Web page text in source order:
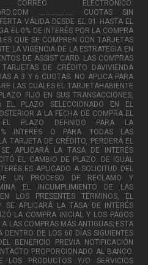
ELECTRONICO:
................... CUOTAS SIN
VÁLIDA DESDE EL 01 HASTA EL
EL 0% DE INTERÉS POR LA COMPRA
QUE SE COMPREN CON TARJETAS
LA VIGENCIA DE LA ESTRATEGIA EN
DE ASSIST CARD. LAS COMPRAS
DE CRÉDITO DAVIVIENDA
A 3 Y 6 CUOTAS. NO APLICA PARA
LAS CUALES EL TARJETAHABIENTE
FIJO EN SUS TRANSACCIONES,
PLAZO SELECCIONADO EN EL
A LA FECHA DE COMPRA EL
EL PLAZO DEFINIDO PARA LA
INTERÉS O PARA TODAS LAS
TARJETA DE CRÉDITO, PERDERÁ EL
APLICARÁ LA TASA DE INTERÉS
EL CAMBIO DE PLAZO. DE IGUAL
ES APLICADO A SOLICITUD DEL
UN PROCESO DE RECLAMO Y
EL INCUMPLIMIENTO DE LAS
LOS PRESENTES TÉRMINOS, EL
SE APLICARÁ LA TASA DE INTERÉS
LA COMPRA INICIAL Y LOS PAGOS
LAS COMPRAS MÁS ANTIGUAS; ESTA
DENTRO DE LOS 60 DÍAS SIGUIENTES
BENEFICIO PREVIA NOTIFICACIÓN
PROPORCIONADO AL BANCO.
LOS PRODUCTOS Y/O SERVICIOS